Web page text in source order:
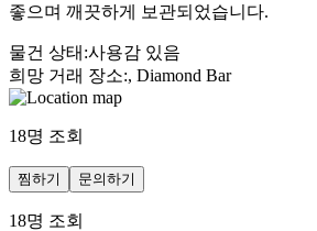
좋으며 깨끗하게 보관되었습니다.
물건 상태 :사용감 있음
희망 거래 장소:, Diamond Bar
18명 조회
찜하기 문의하기
18명 조회